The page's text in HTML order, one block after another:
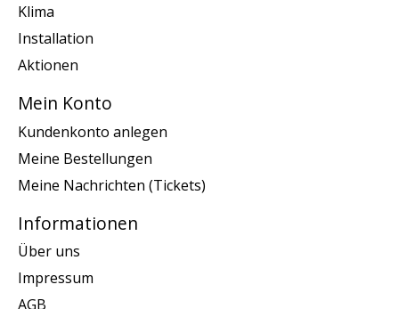
Klima
Installation
Aktionen
Mein Konto
Kundenkonto anlegen
Meine Bestellungen
Meine Nachrichten (Tickets)
Informationen
Über uns
Impressum
AGB